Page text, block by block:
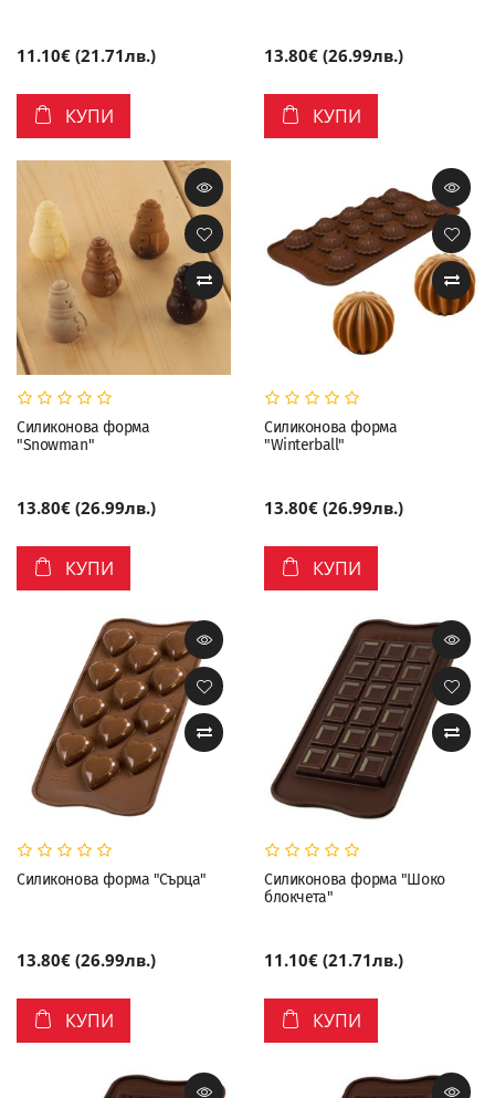
11.10€ (21.71лв.)
КУПИ
13.80€ (26.99лв.)
КУПИ
Силиконова форма
"Snowman"
13.80€ (26.99лв.)
КУПИ
Силиконова форма
"Winterball"
13.80€ (26.99лв.)
КУПИ
Силиконова форма "Сърца"
13.80€ (26.99лв.)
КУПИ
Силиконова форма "Шоко
блокчета"
11.10€ (21.71лв.)
КУПИ